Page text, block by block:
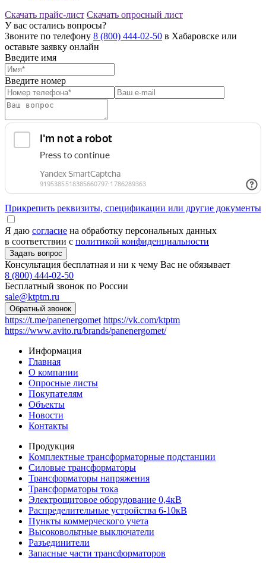
Скачать прайс-лист Скачать опросный лист
У вас остались вопросы?
Звоните по телефону 8 (800) 444-02-50 в Хабаровске или
оставьте заявку онлайн
Введите имя
Введите номер
Прикрепить реквизиты, спецификации или другие документы
Я даю согласие на обработку персональных данных
в соответствии с политикой конфиденциальности
Консультация бесплатная и ни к чему Вас не обязывает
8 (800) 444-02-50
Бесплатный звонок по России
sale@ktptm.ru
https://t.me/panenergomet https://vk.com/ktptm
https://www.avito.ru/brands/panenergomet/
Информация
Главная
О компании
Опросные листы
Покупателям
Объекты
Новости
Контакты
Продукция
Комплектные трансформаторные подстанции
Силовые трансформаторы
Трансформаторы напряжения
Трансформаторы тока
Электрощитовое оборудование 0,4кВ
Распределительные устройства 6-10кВ
Пункты коммерческого учета
Высоковольтные выключатели
Разъединители
Запасные части трансформаторов